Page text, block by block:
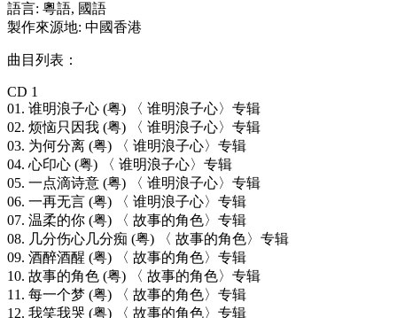
語言: 粵語, 國語
製作來源地: 中國香港
曲目列表：
CD 1
01. 谁明浪子心 (粤) 〈 谁明浪子心〉专辑
02. 烦恼只因我 (粤) 〈 谁明浪子心〉专辑
03. 为何分离 (粤) 〈 谁明浪子心〉专辑
04. 心印心 (粤) 〈 谁明浪子心〉专辑
05. 一点滴诗意 (粤) 〈 谁明浪子心〉专辑
06. 一再无言 (粤) 〈 谁明浪子心〉专辑
07. 温柔的你 (粤) 〈 故事的角色〉专辑
08. 几分伤心几分痴 (粤) 〈 故事的角色〉专辑
09. 酒醉酒醒 (粤) 〈 故事的角色〉专辑
10. 故事的角色 (粤) 〈 故事的角色〉专辑
11. 每一个梦 (粤) 〈 故事的角色〉专辑
12. 我笑我哭 (粤) 〈 故事的角色〉专辑